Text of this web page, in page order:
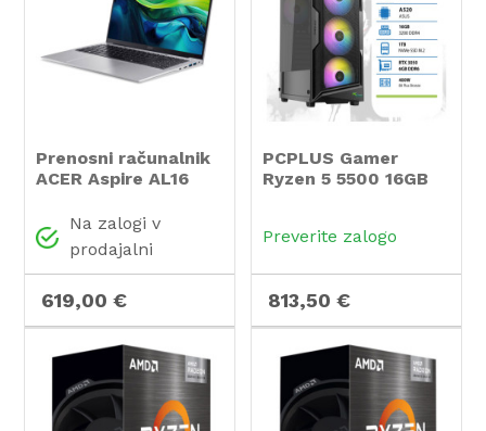
Prenosni računalnik
ACER Aspire AL16
Windows 11 PRO +
darilo antivirusni
program Trend
Micro Maximum
Security
Na zalogi v
prodajalni
619,00 €
PCPLUS Gamer
Ryzen 5 5500 16GB
računalnik
Preverite zalogo
813,50 €